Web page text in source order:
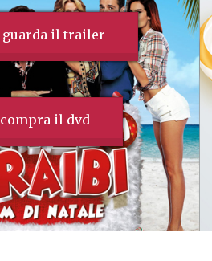
guarda il trailer
compra il dvd